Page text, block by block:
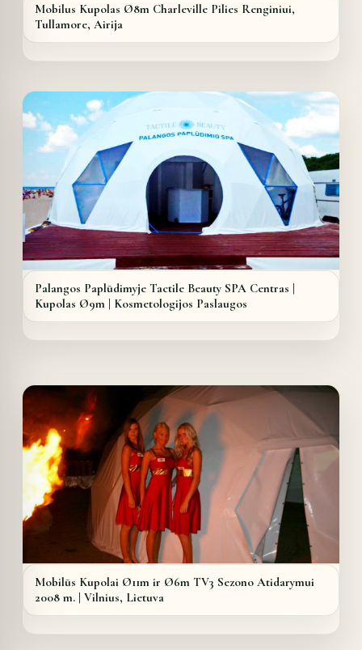
Mobilus Kupolas Ø8m Charleville Pilies Renginiui,
Tullamore, Airija
Palangos Paplūdimyje Tactile Beauty SPA Centras |
Kupolas Ø9m | Kosmetologijos Paslaugos
Mobilūs Kupolai Ø11m ir Ø6m TV3 Sezono Atidarymui
2008 m. | Vilnius, Lietuva